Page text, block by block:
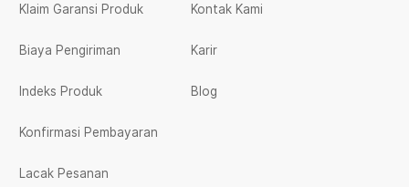
Klaim Garansi Produk
Biaya Pengiriman
Indeks Produk
Konfirmasi Pembayaran
Lacak Pesanan
Kontak Kami
Karir
Blog